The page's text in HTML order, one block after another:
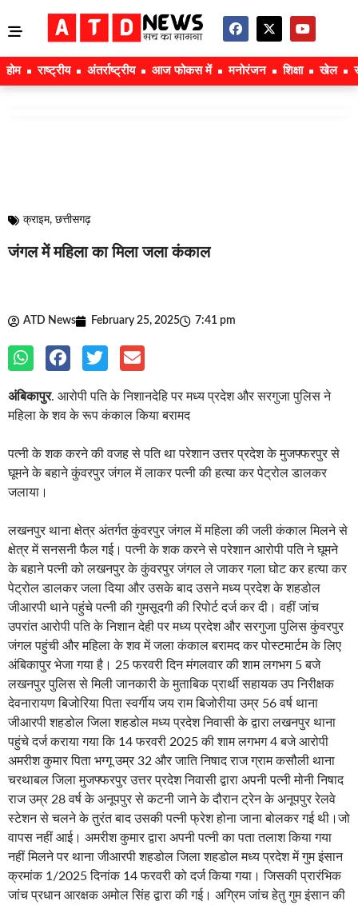
होम राष्ट्रीय अंतर्राष्ट्रीय आज फोकस में मनोरंजन शिक्षा खेल
क्राइम, छत्तीसगढ़
जंगल में महिला का मिला जला कंकाल
ATD News February 25, 2025 7:41 pm
अंबिकापुर. आरोपी पति के निशानदेहि पर मध्य प्रदेश और सरगुजा पुलिस ने
महिला के शव के रूप कंकाल किया बरामद
पत्नी के शक करने की वजह से पति था परेशान उत्तर प्रदेश के मुजफ्फरपुर से
घूमने के बहाने कुंवरपुर जंगल में लाकर पत्नी की हत्या कर पेट्रोल डालकर
जलाया।
लखनपुर थाना क्षेत्र अंतर्गत कुंवरपुर जंगल में महिला की जली कंकाल मिलने से
क्षेत्र में सनसनी फैल गई। पत्नी के शक करने से परेशान आरोपी पति ने घूमने
के बहाने पत्नी को लखनपुर के कुंवरपुर जंगल ले जाकर गला घोट कर हत्या कर
पेट्रोल डालकर जला दिया और उसके बाद उसने मध्य प्रदेश के शहडोल
जीआरपी थाने पहुंचे पत्नी की गुमसूदगी की रिपोर्ट दर्ज कर दी। वहीं जांच
उपरांत आरोपी पति के निशान देही पर मध्य प्रदेश और सरगुजा पुलिस कुंवरपुर
जंगल पहुंची और महिला के शव में जला कंकाल बरामद कर पोस्टमार्टम के लिए
अंबिकापुर भेजा गया है। 25 फरवरी दिन मंगलवार की शाम लगभग 5 बजे
लखनपुर पुलिस से मिली जानकारी के मुताबिक प्रार्थी सहायक उप निरीक्षक
देवनारायण बिजोरिया पिता स्वर्गीय जय राम बिजोरीया उम्र 56 वर्ष थाना
जीआरपी शहडोल जिला शहडोल मध्य प्रदेश निवासी के द्वारा लखनपुर थाना
पहुंचे दर्ज कराया गया कि 14 फरवरी 2025 की शाम लगभग 4 बजे आरोपी
अमरीश कुमार पिता भग्गू उम्र 32 और जाति निषाद राज ग्राम कसौली थाना
चरथाबल जिला मुजफ्फरपुर उत्तर प्रदेश निवासी द्वारा अपनी पत्नी मोनी निषाद
राज उम्र 28 वर्ष के अनूपपुर से कटनी जाने के दौरान ट्रेन के अनूपपुर रेलवे
स्टेशन से चलने के तुरंत बाद उसकी पत्नी फ्रेश होना जाना बोलकर गई थी।जो
वापस नहीं आई। अमरीश कुमार द्वारा अपनी पत्नी का पता तलाश किया गया
नहीं मिलने पर थाना जीआरपी शहडोल जिला शहडोल मध्य प्रदेश में गुम इंसान
क्रमांक 1/2025 दिनांक 14 फरवरी को दर्ज किया गया। जिसकी प्रारंभिक
जांच प्रधान आरक्षक अमोल सिंह द्वारा की गई। अग्रिम जांच हेतु गुम इंसान की